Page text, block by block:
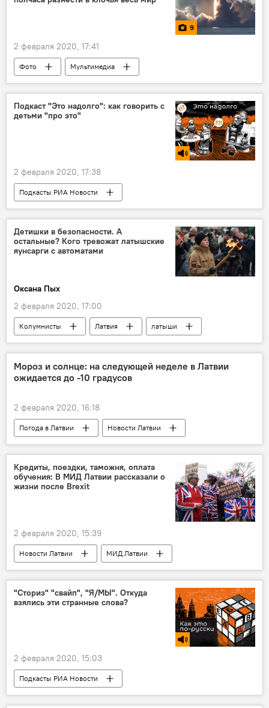
9
2 февраля 2020, 17:41
Фото
Мультимедиа
подводная лодка
Подкаст "Это надолго": как говорить с
детьми "про это"
2 февраля 2020, 17:38
Подкасты РИА Новости
Радио Sputnik Латвия
тело
гигиена
ребенок
Детишки в безопасности. А
остальные? Кого тревожат латышские
яунсарги с автоматами
Оксана Пых
2 февраля 2020, 17:00
Колумнисты Латвия латыши
Мороз и солнце: на следующей неделе в Латвии
ожидается до -10 градусов
2 февраля 2020, 16:18
Погода в Латвии
Новости Латвии
Латвия
Видземе
холод
Кредиты, поездки, таможня, оплата
обучения: В МИД Латвии рассказали о
жизни после Brexit
2 февраля 2020, 15:39
Новости Латвии
МИД Латвии
Brexit
Великобритания
"Сториз" "свайп", "Я/МЫ". Откуда
взялись эти странные слова?
2 февраля 2020, 15:03
Подкасты РИА Новости
Радио Sputnik Латвия
русский язык